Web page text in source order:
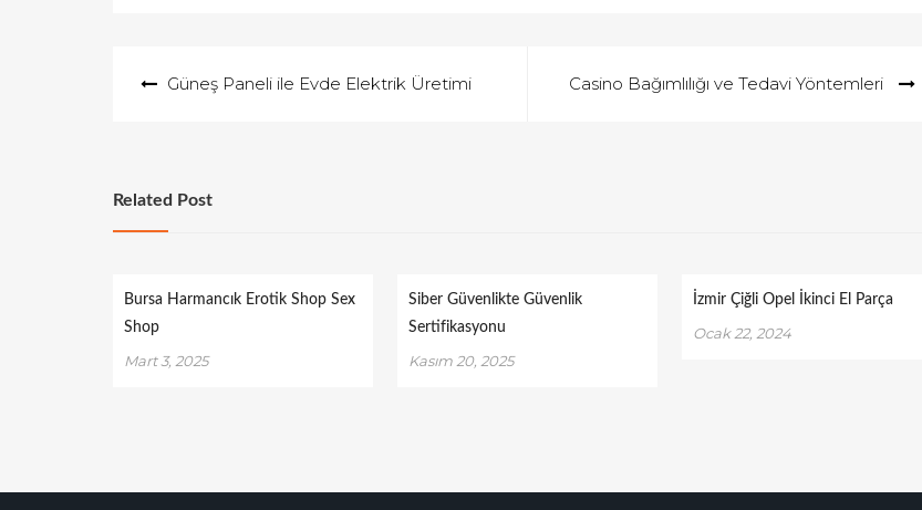
gezinmesi
Güneş Paneli ile Evde Elektrik Üretimi Casino Bağımlılığı ve Tedavi Yöntemleri
Related Post
Bursa Harmancık Erotik Shop Sex
Shop
Mart 3, 2025
Siber Güvenlikte Güvenlik
Sertifikasyonu
Kasım 20, 2025
İzmir Çiğli Opel İkinci El Parça
Ocak 22, 2024